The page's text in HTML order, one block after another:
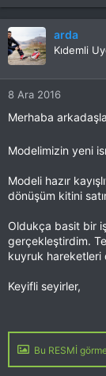
arda
Kıdemli
8 Ara 2016
Merhaba
Modelimizin yeni
Modeli hazır
dönüşüm kitini
Oldukça basit bir
gerçekleştirdim.
kuyruk hareketleri
Keyifli seyirler,
Bu RESMİ